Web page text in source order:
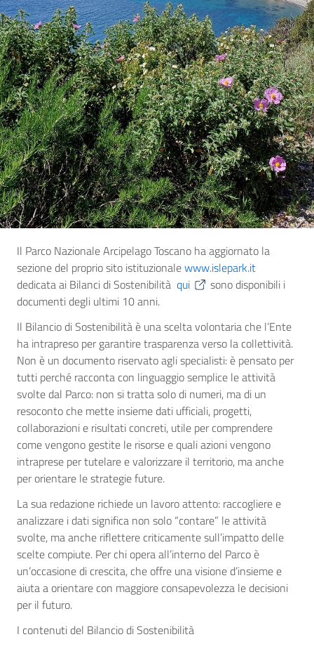
Il Parco Nazionale Arcipelago Toscano ha aggiornato la
sezione del proprio sito istituzionalewww.islepark.it
dedicata ai Bilanci di Sostenibilità qui
sono disponibili i
documenti degli ultimi 10 anni.
Il Bilancio di Sostenibilità è una scelta volontaria che l’Ente
ha intrapreso per garantire trasparenza verso la collettività.
Non è un documento riservato agli specialisti: è pensato per
tutti perché racconta con linguaggio semplice le attività
svolte dal Parco: non si tratta solo di numeri, ma di un
resoconto che mette insieme dati ufficiali, progetti,
collaborazioni e risultati concreti, utile per comprendere
come vengono gestite le risorse e quali azioni vengono
intraprese per tutelare e valorizzare il territorio, ma anche
per orientare le strategie future.
La sua redazione richiede un lavoro attento: raccogliere e
analizzare i dati significa non solo “contare” le attività
svolte, ma anche riflettere criticamente sull’impatto delle
scelte compiute. Per chi opera all’interno del Parco è
un’occasione di crescita, che offre una visione d’insieme e
aiuta a orientare con maggiore consapevolezza le decisioni
per il futuro.
I contenuti del Bilancio di Sostenibilità